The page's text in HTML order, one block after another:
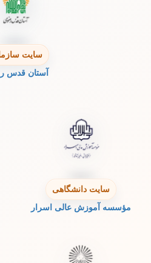
سایت
آستان قدس
سایت دانشگاهی
مؤسسه آموزش عالی اسرار